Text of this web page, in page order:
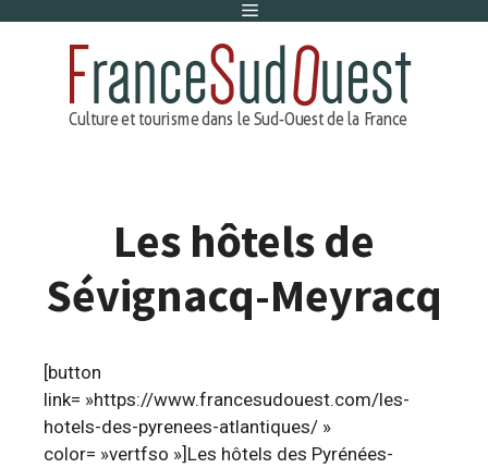
Menu
Les hôtels de
Sévignacq-Meyracq
[button
link= »https://www.francesudouest.com/les-
hotels-des-pyrenees-atlantiques/ »
color= »vertfso »]Les hôtels des Pyrénées-